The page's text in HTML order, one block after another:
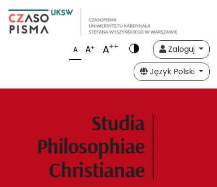
A A+ A++
Zaloguj
Język Polski